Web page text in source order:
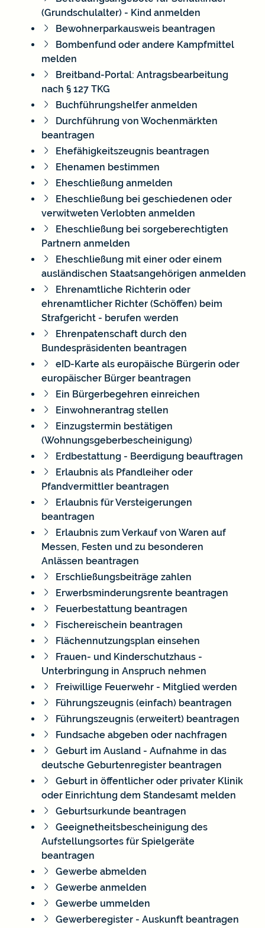
(Grundschulalter) - Kind anmelden
Bewohnerparkausweis beantragen
Bombenfund oder andere Kampfmittel
melden
Breitband-Portal: Antragsbearbeitung
nach § 127 TKG
Buchführungshelfer anmelden
Durchführung von Wochenmärkten
beantragen
Ehefähigkeitszeugnis beantragen
Ehenamen bestimmen
Eheschließung anmelden
Eheschließung bei geschiedenen oder
verwitweten Verlobten anmelden
Eheschließung bei sorgeberechtigten
Partnern anmelden
Eheschließung mit einer oder einem
ausländischen Staatsangehörigen anmelden
Ehrenamtliche Richterin oder
ehrenamtlicher Richter (Schöffen) beim
Strafgericht - berufen werden
Ehrenpatenschaft durch den
Bundespräsidenten beantragen
eID-Karte als europäische Bürgerin oder
europäischer Bürger beantragen
Ein Bürgerbegehren einreichen
Einwohnerantrag stellen
Einzugstermin bestätigen
(Wohnungsgeberbescheinigung)
Erdbestattung - Beerdigung beauftragen
Erlaubnis als Pfandleiher oder
Pfandvermittler beantragen
Erlaubnis für Versteigerungen
beantragen
Erlaubnis zum Verkauf von Waren auf
Messen, Festen und zu besonderen
Anlässen beantragen
Erschließungsbeiträge zahlen
Erwerbsminderungsrente beantragen
Feuerbestattung beantragen
Fischereischein beantragen
Flächennutzungsplan einsehen
Frauen- und Kinderschutzhaus -
Unterbringung in Anspruch nehmen
Freiwillige Feuerwehr - Mitglied werden
Führungszeugnis (einfach) beantragen
Führungszeugnis (erweitert) beantragen
Fundsache abgeben oder nachfragen
Geburt im Ausland - Aufnahme in das
deutsche Geburtenregister beantragen
Geburt in öffentlicher oder privater Klinik
oder Einrichtung dem Standesamt melden
Geburtsurkunde beantragen
Geeignetheitsbescheinigung des
Aufstellungsortes für Spielgeräte
beantragen
Gewerbe abmelden
Gewerbe anmelden
Gewerbe ummelden
Gewerberegister - Auskunft beantragen